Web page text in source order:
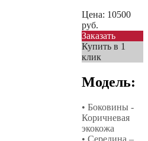
Цена: 10500
руб.
Заказать
Купить в 1
клик
Модель:
• Боковины -
Коричневая
экокожа
• Середина –